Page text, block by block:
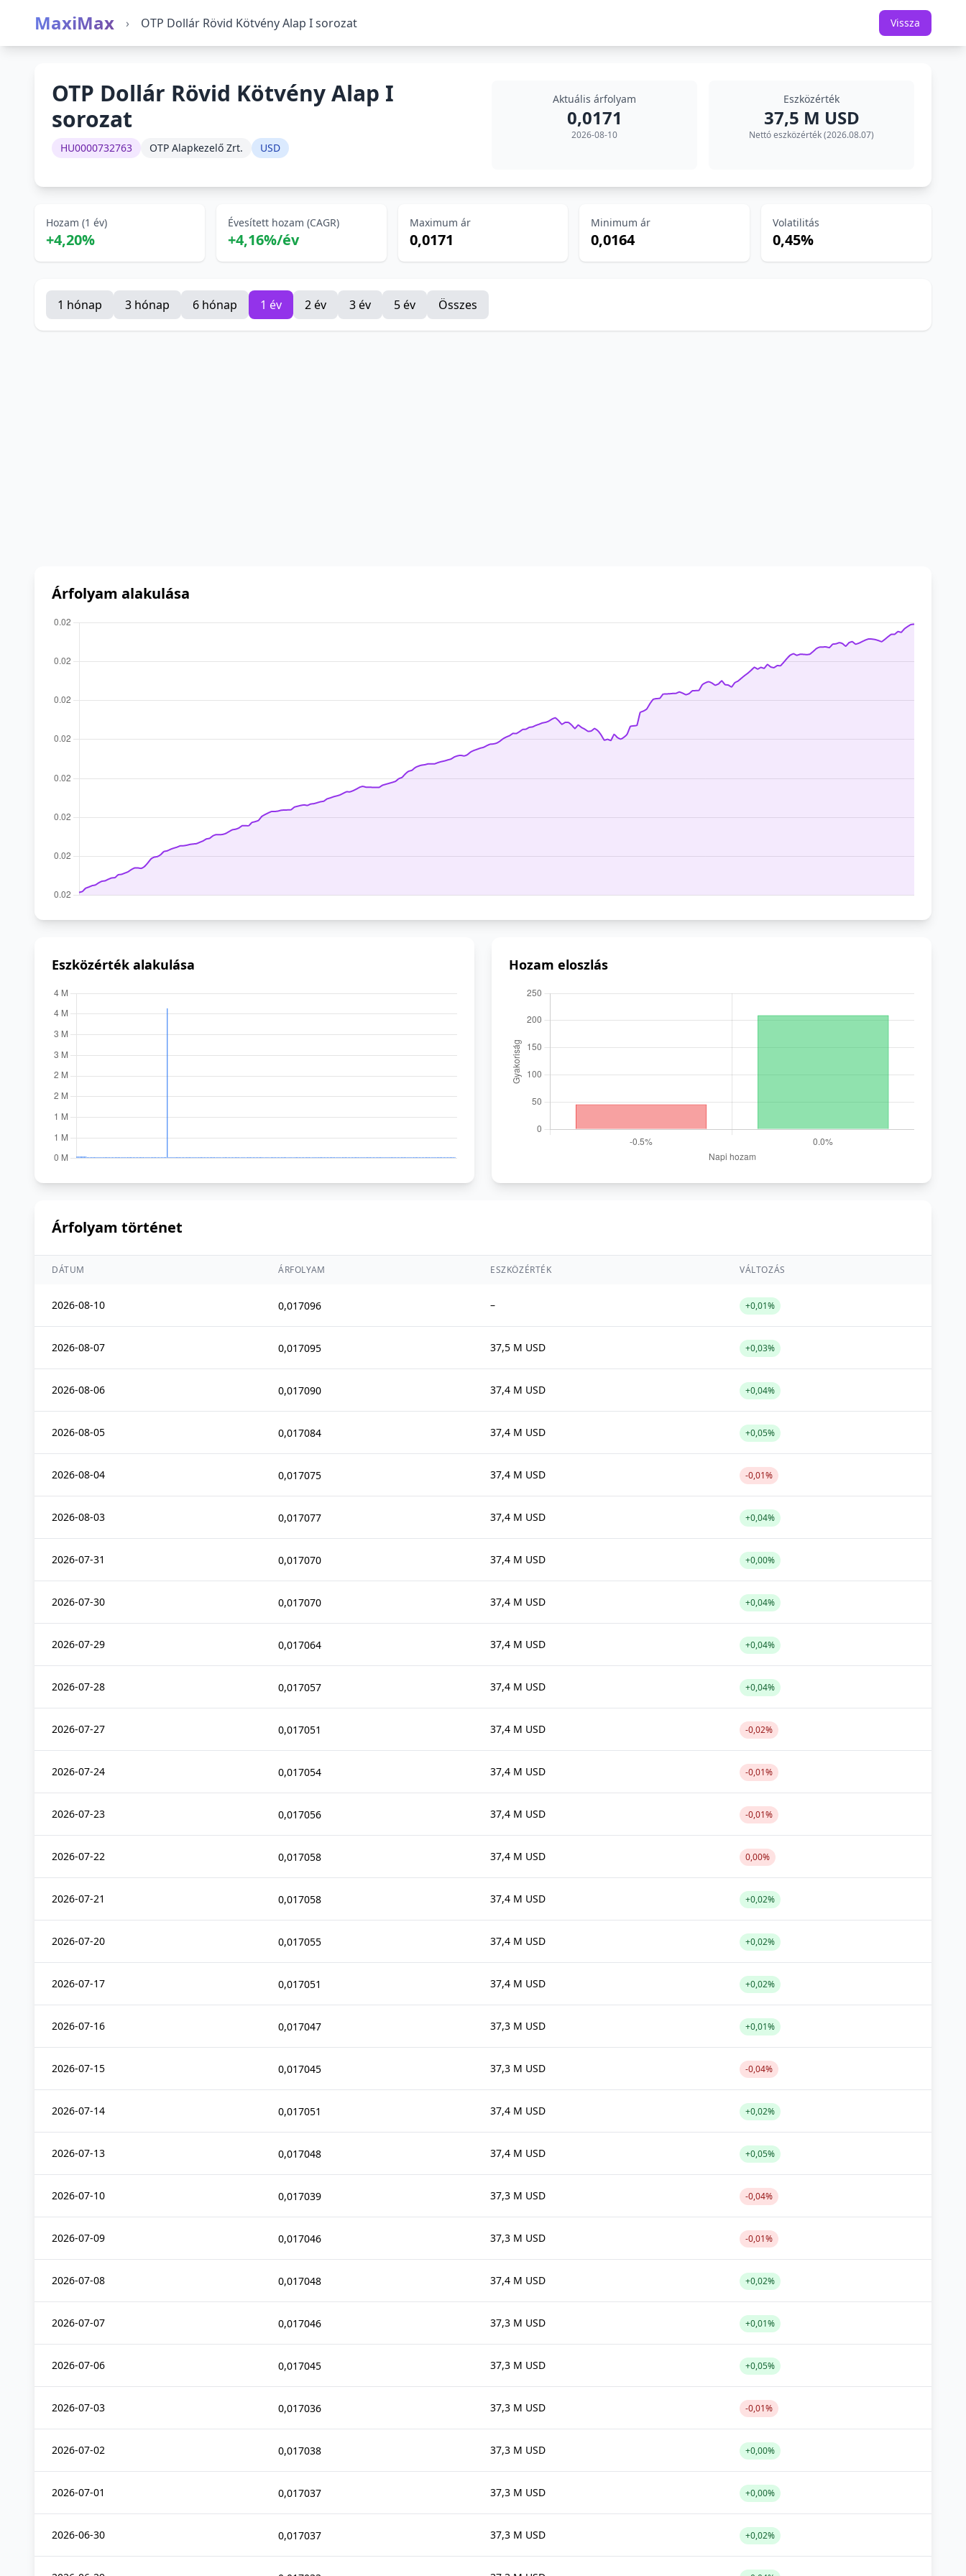
MaxiMax › OTP Dollár Rövid Kötvény Alap I sorozat Vissza
OTP Dollár Rövid Kötvény Alap I
sorozat
HU0000732763 OTP Alapkezelő Zrt. USD
Aktuális árfolyam
0,0171
2026-08-10
Eszközérték
37,5 M USD
Nettó eszközérték (2026.08.07)
Hozam (1 év)
+4,20%
Évesített hozam (CAGR)
+4,16%/év
Maximum ár
0,0171
Minimum ár
0,0164
Volatilitás
0,45%
1 hónap 3 hónap 6 hónap 1 év 2 év 3 év 5 év Összes
Árfolyam alakulása
Eszközérték alakulása Hozam eloszlás
Árfolyam történet
DÁTUM ÁRFOLYAM ESZKÖZÉRTÉK VÁLTOZÁS
2026-08-10 0,017096 – +0,01%
2026-08-07 0,017095 37,5 M USD +0,03%
2026-08-06 0,017090 37,4 M USD +0,04%
2026-08-05 0,017084 37,4 M USD +0,05%
2026-08-04 0,017075 37,4 M USD -0,01%
2026-08-03 0,017077 37,4 M USD +0,04%
2026-07-31 0,017070 37,4 M USD +0,00%
2026-07-30 0,017070 37,4 M USD +0,04%
2026-07-29 0,017064 37,4 M USD +0,04%
2026-07-28 0,017057 37,4 M USD +0,04%
2026-07-27 0,017051 37,4 M USD -0,02%
2026-07-24 0,017054 37,4 M USD -0,01%
2026-07-23 0,017056 37,4 M USD -0,01%
2026-07-22 0,017058 37,4 M USD 0,00%
2026-07-21 0,017058 37,4 M USD +0,02%
2026-07-20 0,017055 37,4 M USD +0,02%
2026-07-17 0,017051 37,4 M USD +0,02%
2026-07-16 0,017047 37,3 M USD +0,01%
2026-07-15 0,017045 37,3 M USD -0,04%
2026-07-14 0,017051 37,4 M USD +0,02%
2026-07-13 0,017048 37,4 M USD +0,05%
2026-07-10 0,017039 37,3 M USD -0,04%
2026-07-09 0,017046 37,3 M USD -0,01%
2026-07-08 0,017048 37,4 M USD +0,02%
2026-07-07 0,017046 37,3 M USD +0,01%
2026-07-06 0,017045 37,3 M USD +0,05%
2026-07-03 0,017036 37,3 M USD -0,01%
2026-07-02 0,017038 37,3 M USD +0,00%
2026-07-01 0,017037 37,3 M USD +0,00%
2026-06-30 0,017037 37,3 M USD +0,02%